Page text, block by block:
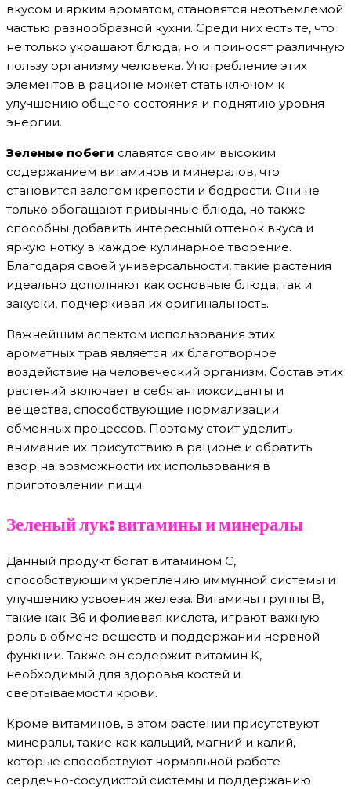
вкусом и ярким ароматом, становятся неотъемлемой
частью разнообразной кухни. Среди них есть те, что
не только украшают блюда, но и приносят различную
пользу организму человека. Употребление этих
элементов в рационе может стать ключом к
улучшению общего состояния и поднятию уровня
энергии.
Зеленые побеги славятся своим высоким
содержанием витаминов и минералов, что
становится залогом крепости и бодрости. Они не
только обогащают привычные блюда, но также
способны добавить интересный оттенок вкуса и
яркую нотку в каждое кулинарное творение.
Благодаря своей универсальности, такие растения
идеально дополняют как основные блюда, так и
закуски, подчеркивая их оригинальность.
Важнейшим аспектом использования этих
ароматных трав является их благотворное
воздействие на человеческий организм. Состав этих
растений включает в себя антиоксиданты и
вещества, способствующие нормализации
обменных процессов. Поэтому стоит уделить
внимание их присутствию в рационе и обратить
взор на возможности их использования в
приготовлении пищи.
Зеленый лук: витамины и минералы
Данный продукт богат витамином C,
способствующим укреплению иммунной системы и
улучшению усвоения железа. Витамины группы B,
такие как B6 и фолиевая кислота, играют важную
роль в обмене веществ и поддержании нервной
функции. Также он содержит витамин K,
необходимый для здоровья костей и
свертываемости крови.
Кроме витаминов, в этом растении присутствуют
минералы, такие как кальций, магний и калий,
которые способствуют нормальной работе
сердечно-сосудистой системы и поддержанию